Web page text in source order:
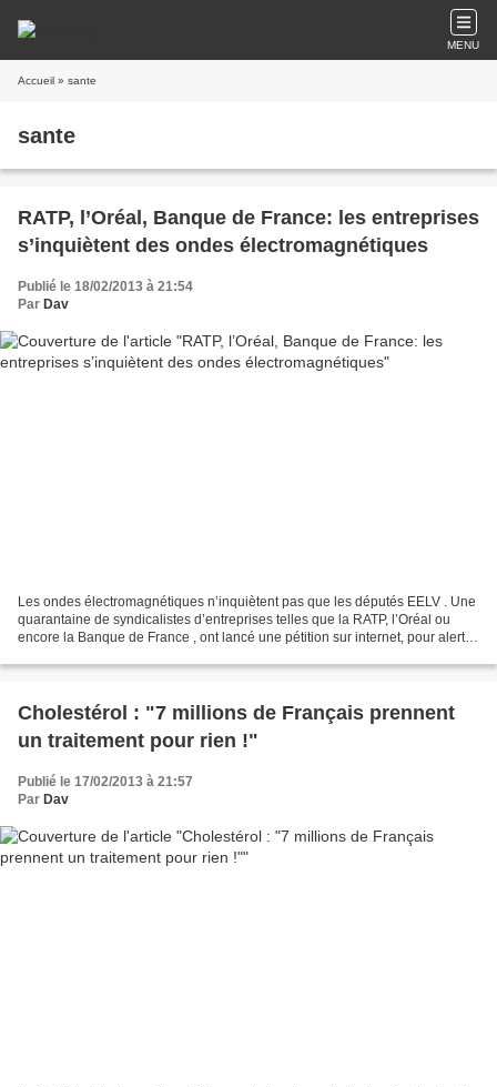
MENU
Accueil » sante
sante
RATP, l’Oréal, Banque de France: les entreprises
s’inquiètent des ondes électromagnétiques
Publié le 18/02/2013 à 21:54
Par Dav
Les ondes électromagnétiques n’inquiètent pas que les députés EELV . Une
quarantaine de syndicalistes d’entreprises telles que la RATP, l’Oréal ou
encore la Banque de France , ont lancé une pétition sur internet, pour alerter
Cholestérol : "7 millions de Français prennent
un traitement pour rien !"
Publié le 17/02/2013 à 21:57
Par Dav